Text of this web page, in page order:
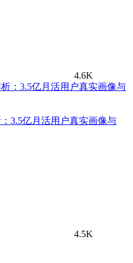
4.6K
3.5亿月活用户真实画像与
4.5K